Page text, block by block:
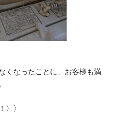
くなったことに、お客様も満
〉〉